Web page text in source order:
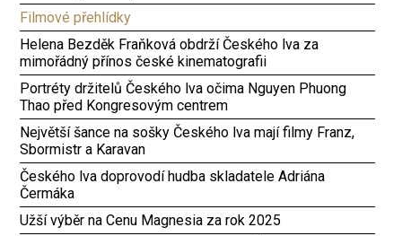
Filmové přehlídky
Helena Bezděk Fraňková obdrží Českého lva za
mimořádný přínos české kinematografii
Portréty držitelů Českého lva očima Nguyen Phuong
Thao před Kongresovým centrem
Největší šance na sošky Českého lva mají filmy Franz,
Sbormistr a Karavan
Českého lva doprovodí hudba skladatele Adriána
Čermáka
Užší výběr na Cenu Magnesia za rok 2025